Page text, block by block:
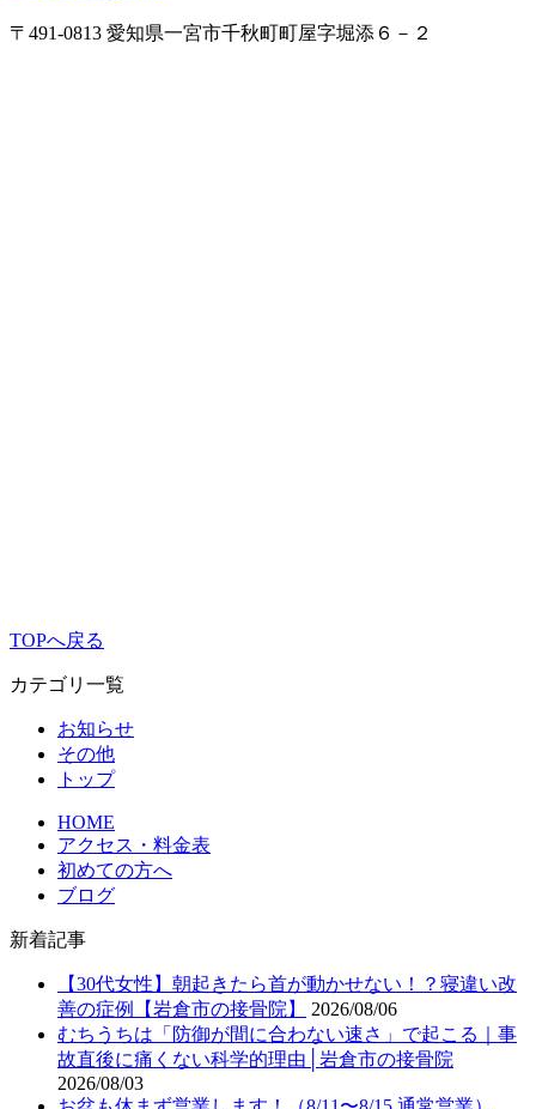
〒491-0813 愛知県一宮市千秋町町屋字堀添６－２
TOPへ戻る
カテゴリ一覧
お知らせ
その他
トップ
HOME
アクセス・料金表
初めての方へ
ブログ
新着記事
【30代女性】朝起きたら首が動かせない！？寝違い改
善の症例【岩倉市の接骨院】
2026/08/06
むちうちは「防御が間に合わない速さ」で起こる｜事
故直後に痛くない科学的理由│岩倉市の接骨院
2026/08/03